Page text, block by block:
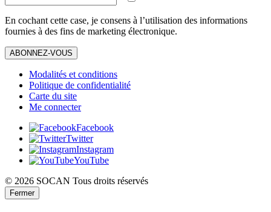
En cochant cette case, je consens à l’utilisation des informations
fournies à des fins de marketing électronique.
ABONNEZ-VOUS
Modalités et conditions
Politique de confidentialité
Carte du site
Me connecter
Facebook
Twitter
Instagram
YouTube
© 2026 SOCAN Tous droits réservés
Fermer